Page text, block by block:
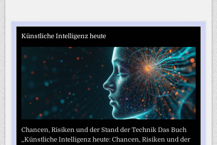
Künstliche Intelligenz heute
Chancen, Risiken und der Stand der Technik Das Buch
„Künstliche Intelligenz heute: Chancen, Risiken und der